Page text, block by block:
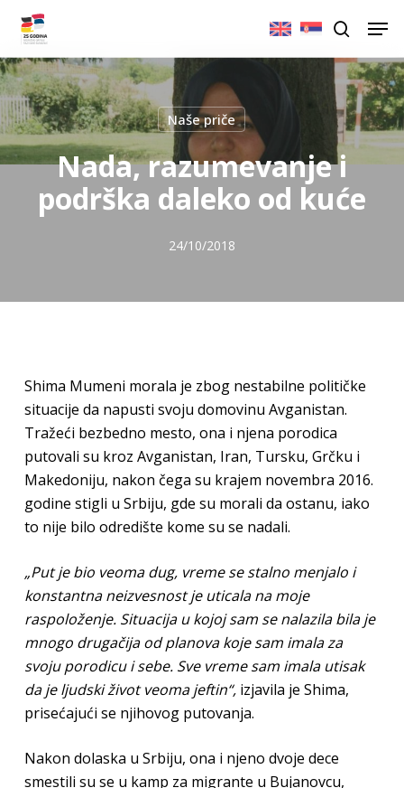
main
content
search
Naše priče
Nada, razumevanje i
podrška daleko od kuće
24/10/2018
Shima Mumeni morala je zbog nestabilne političke
situacije da napusti svoju domovinu Avganistan.
Tražeći bezbedno mesto, ona i njena porodica
putovali su kroz Avganistan, Iran, Tursku, Grčku i
Makedoniju, nakon čega su krajem novembra 2016.
godine stigli u Srbiju, gde su morali da ostanu, iako
to nije bilo odredište kome su se nadali.
„Put je bio veoma dug, vreme se stalno menjalo i
konstantna neizvesnost je uticala na moje
raspoloženje. Situacija u kojoj sam se nalazila bila je
mnogo drugačija od planova koje sam imala za
svoju porodicu i sebe. Sve vreme sam imala utisak
da je ljudski život veoma jeftin“, izjavila je Shima,
prisećajući se njihovog putovanja.
Nakon dolaska u Srbiju, ona i njeno dvoje dece
smestili su se u kamp za migrante u Bujanovcu,